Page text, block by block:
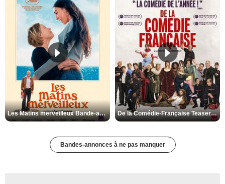
Les Matins merveilleux Bande-annonce VF De la Comédie-Française Teaser VF
Bandes-annonces à ne pas manquer